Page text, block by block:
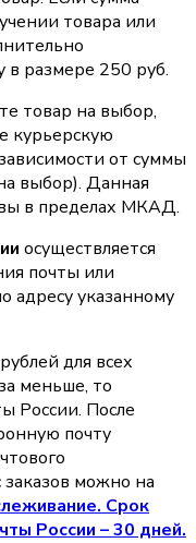
товара или
в размере 250 руб.
товар на выбор,
курьерскую
от суммы
выбор). Данная
в пределах МКАД.
осуществляется
почты или
адресу указанному
для всех
меньше, то
России. После
почту
заказов можно на
Срок
России – 30 дней.